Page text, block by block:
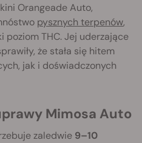
Orangeade Auto,
pysznych terpenów,
poziom THC. Jej uderzające
że stała się hitem
jak i doświadczonych
Mimosa Auto
zaledwie 9–10